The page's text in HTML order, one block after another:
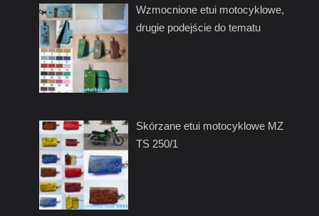
Wzmocnione etui motocyklowe,
drugie podejście do tematu
Skórzane etui motocyklowe MZ
TS 250/1